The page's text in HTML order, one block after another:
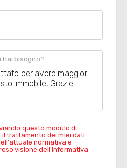
hai bisogno?
questo modulo di
trattamento dei miei dati
normativa e
visione dell'informativa